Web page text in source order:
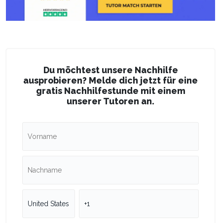
Du möchtest unsere Nachhilfe
ausprobieren? Melde dich jetzt für eine
gratis Nachhilfestunde mit einem
unserer Tutoren an.